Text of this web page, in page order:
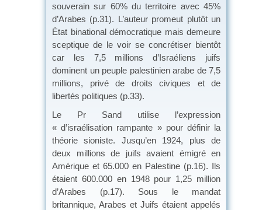
souverain sur 60% du territoire avec 45%
d’Arabes (p.31). L’auteur promeut plutôt un
État binational démocratique mais demeure
sceptique de le voir se concrétiser bientôt
car les 7,5 millions d’Israéliens juifs
dominent un peuple palestinien arabe de 7,5
millions, privé de droits civiques et de
libertés politiques (p.33).
Le Pr Sand utilise l’expression
« d’israélisation rampante » pour définir la
théorie sioniste. Jusqu’en 1924, plus de
deux millions de juifs avaient émigré en
Amérique et 65.000 en Palestine (p.16). Ils
étaient 600.000 en 1948 pour 1,25 million
d’Arabes (p.17). Sous le mandat
britannique, Arabes et Juifs étaient appelés